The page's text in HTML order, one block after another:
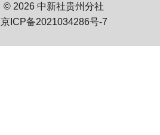
© 2026 中新社贵州分社
京ICP备2021034286号-7